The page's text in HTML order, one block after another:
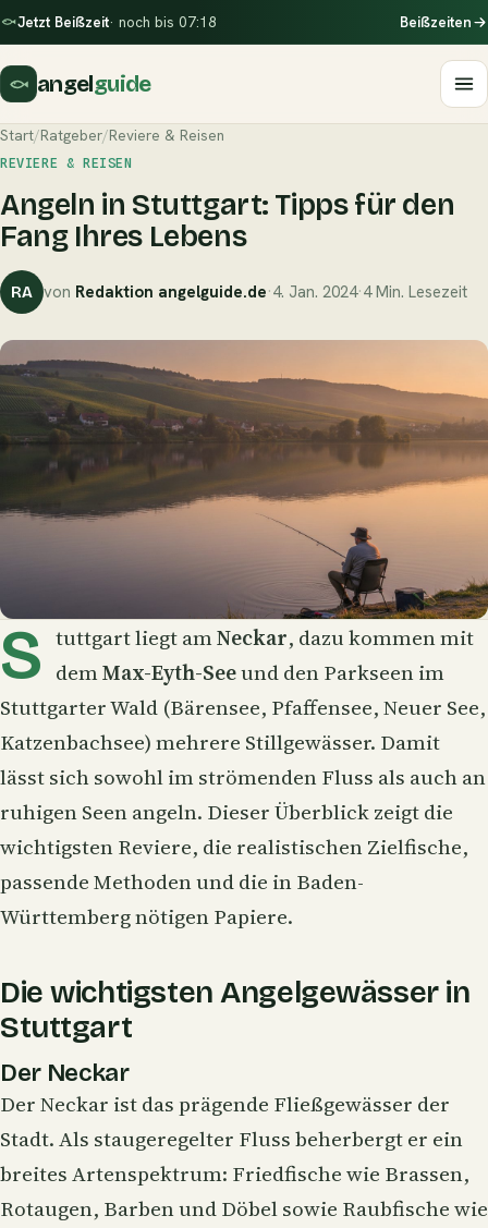
Jetzt Beißzeit· noch bis 07:18 Beißzeiten
angelguide
Start/Ratgeber/Reviere & Reisen
REVIERE & REISEN
Angeln in Stuttgart: Tipps für den
Fang Ihres Lebens
RA von Redaktion angelguide.de·4. Jan. 2024·4 Min. Lesezeit
S tuttgart liegt amNeckar, dazu kommen mit
demMax-Eyth-Seeund den Parkseen im
Stuttgarter Wald (Bärensee, Pfaffensee, Neuer See,
Katzenbachsee) mehrere Stillgewässer. Damit
lässt sich sowohl im strömenden Fluss als auch an
ruhigen Seen angeln. Dieser Überblick zeigt die
wichtigsten Reviere, die realistischen Zielfische,
passende Methoden und die in Baden-
Württemberg nötigen Papiere.
Die wichtigsten Angelgewässer in
Stuttgart
Der Neckar
Der Neckar ist das prägende Fließgewässer der
Stadt. Als staugeregelter Fluss beherbergt er ein
breites Artenspektrum: Friedfische wie Brassen,
Rotaugen, Barben undDöbelsowie Raubfische wie